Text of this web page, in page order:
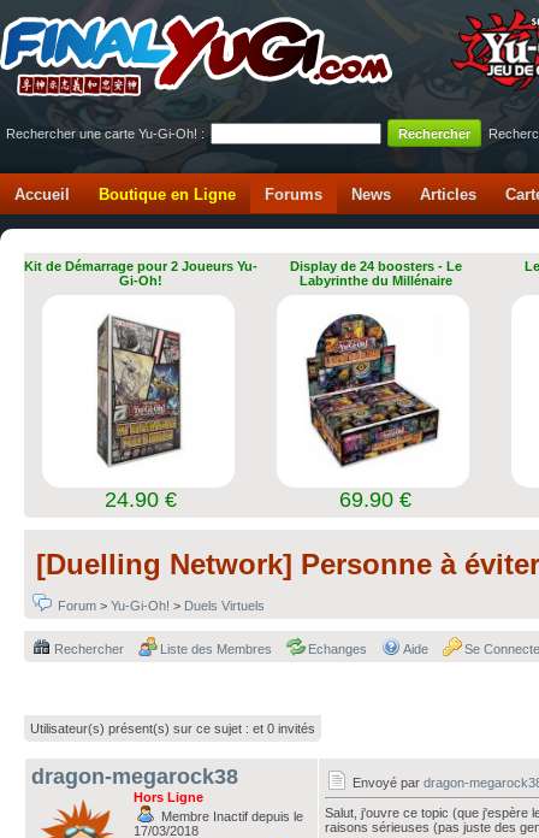
Rechercher une carte Yu-Gi-Oh! :
Accueil Boutique en Ligne Forums News Articles
Kit de Démarrage pour 2 Joueurs Yu-
Gi-Oh!
24.90 €
Display de 24 boosters - Le
Labyrinthe du Millénaire
69.90 €
[Duelling Network] Personne à éviter
Forum > Yu-Gi-Oh! > Duels Virtuels
Rechercher Liste des Membres Echanges Aide Se
Utilisateur(s) présent(s) sur ce sujet : et 0 invités
dragon-megarock38
Hors Ligne
Membre Inactif depuis le
17/03/2018
Envoyé par dragon-
Salut, j'ouvre ce topic (que j'espère
raisons sérieuses (pas juste des